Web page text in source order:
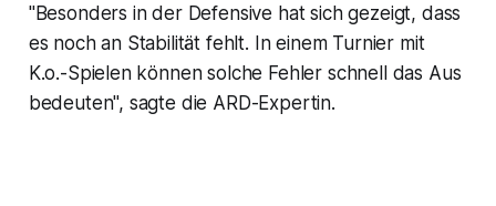
"Besonders in der Defensive hat sich gezeigt, dass
es noch an Stabilität fehlt. In einem Turnier mit
K.o.-Spielen können solche Fehler schnell das Aus
bedeuten", sagte die ARD-Expertin.